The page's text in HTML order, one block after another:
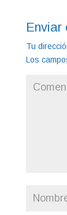
Enviar
Tu
Los